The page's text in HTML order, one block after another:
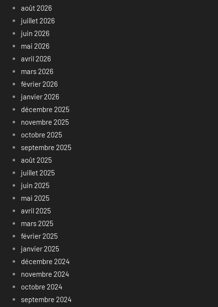
août 2026
juillet 2026
juin 2026
mai 2026
avril 2026
mars 2026
février 2026
janvier 2026
décembre 2025
novembre 2025
octobre 2025
septembre 2025
août 2025
juillet 2025
juin 2025
mai 2025
avril 2025
mars 2025
février 2025
janvier 2025
décembre 2024
novembre 2024
octobre 2024
septembre 2024